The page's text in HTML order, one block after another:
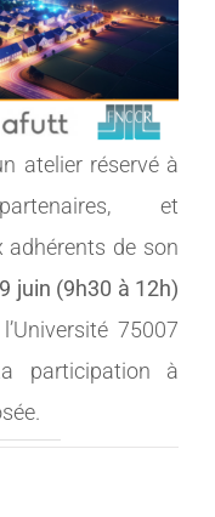
atelier réservé à
et
adhérents de son
juin (9h30 à 12h)
75007
participation à